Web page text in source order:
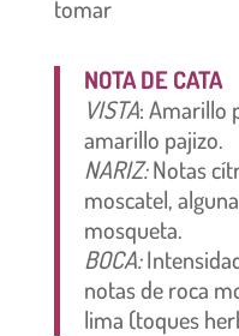
tomar
NOTA DE CATA
VISTA: Amarillo
amarillo pajizo.
NARIZ:Notas
moscatel,
mosqueta.
BOCA:
notas de roca
lima (toques